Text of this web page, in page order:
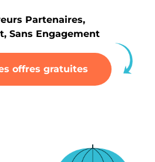
Partenaires,
Sans Engagement
offres gratuites